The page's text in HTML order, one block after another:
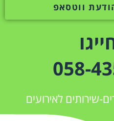
ווטסאפ
058-
שירותים לאירועים